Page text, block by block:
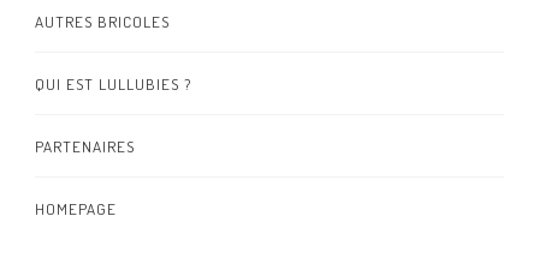
AUTRES BRICOLES
QUI EST LULLUBIES ?
PARTENAIRES
HOMEPAGE